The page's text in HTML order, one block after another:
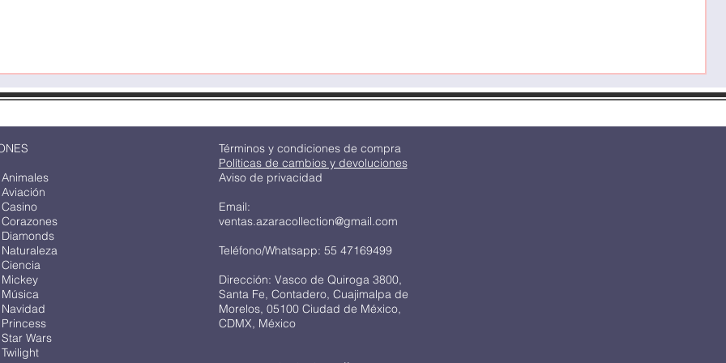
Wars
Términos y condiciones de compra
Políticas de cambios y devoluciones
Aviso de privacidad
Email:
ventas.azaracollection@gmail.com
Teléfono/Whatsapp: 55 47169499
Dirección: Vasco de Quiroga 3800,
Santa Fe, Contadero, Cuajimalpa de
Morelos, 05100 Ciudad de México,
CDMX, México